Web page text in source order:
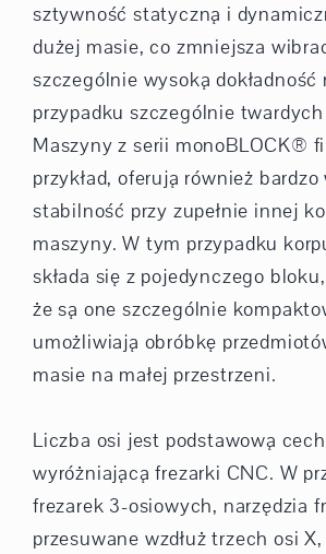
sztywność statyczną i
dużej masie, co zmniejsza
szczególnie wysoką dokładność
przypadku szczególnie twardych
Maszyny z serii monoBLOCK®
przykład, oferują również bardzo
stabilność przy zupełnie innej
maszyny. W tym przypadku
składa się z pojedynczego
że są one szczególnie
umożliwiają obróbkę
masie na małej przestrzeni.
Liczba osi jest podstawową
wyróżniającą frezarki CNC. W
frezarek 3-osiowych, narzędzia
przesuwane wzdłuż trzech osi X,